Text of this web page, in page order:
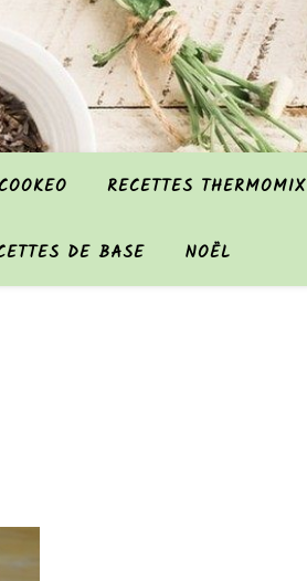
RECETTES THERMOMIX
DE BASE NOËL